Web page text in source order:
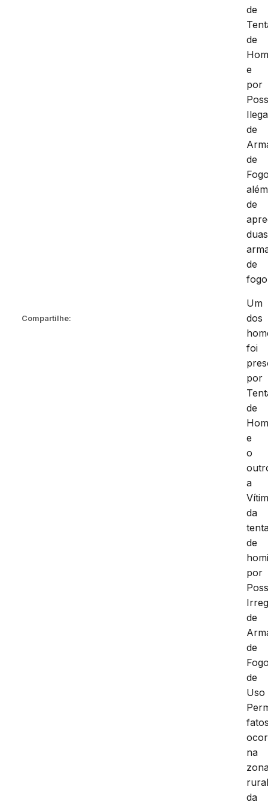
Compartilhe:
de
de
e
por
de
de
além
de
duas
de
Um
dos
foi
por
de
e
o
a
da
de
por
de
de
de
Uso
na
da